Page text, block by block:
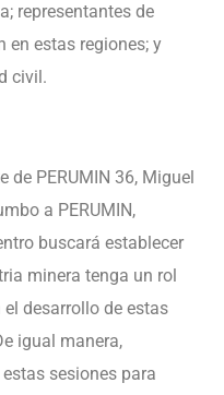
representantes de
en estas regiones; y
civil.
de PERUMIN 36, Miguel
a PERUMIN,
buscará establecer
minera tenga un rol
desarrollo de estas
igual manera,
sesiones para